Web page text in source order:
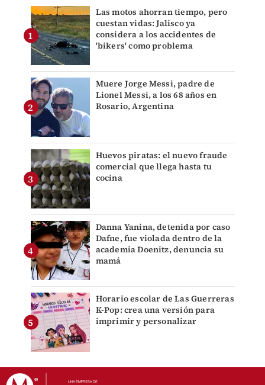
Las motos ahorran tiempo, pero
cuestan vidas: Jalisco ya
considera a los accidentes de
'bikers' como problema
Muere Jorge Messi, padre de
Lionel Messi, a los 68 años en
Rosario, Argentina
Huevos piratas: el nuevo fraude
comercial que llega hasta tu
cocina
Danna Yanina, detenida por caso
Dafne, fue violada dentro de la
academia Doenitz, denuncia su
mamá
Horario escolar de Las Guerreras
K-Pop: crea una versión para
imprimir y personalizar